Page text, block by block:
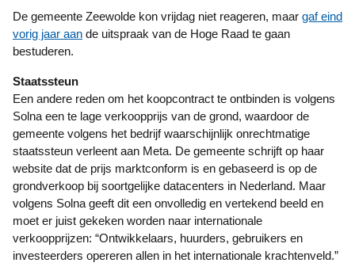
De gemeente Zeewolde kon vrijdag niet reageren, maar gaf eind
vorig jaar aan de uitspraak van de Hoge Raad te gaan
bestuderen.
Staatssteun
Een andere reden om het koopcontract te ontbinden is volgens
Solna een te lage verkoopprijs van de grond, waardoor de
gemeente volgens het bedrijf waarschijnlijk onrechtmatige
staatssteun verleent aan Meta. De gemeente schrijft op haar
website dat de prijs marktconform is en gebaseerd is op de
grondverkoop bij soortgelijke datacenters in Nederland. Maar
volgens Solna geeft dit een onvolledig en vertekend beeld en
moet er juist gekeken worden naar internationale
verkoopprijzen: “Ontwikkelaars, huurders, gebruikers en
investeerders opereren allen in het internationale krachtenveld.”